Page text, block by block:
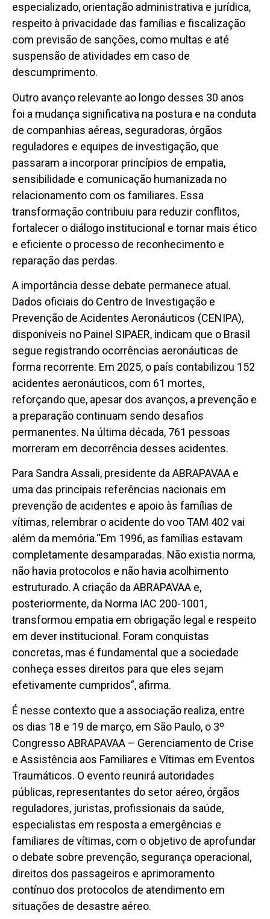
especializado, orientação administrativa e jurídica,
respeito à privacidade das famílias e fiscalização
com previsão de sanções, como multas e até
suspensão de atividades em caso de
descumprimento.
Outro avanço relevante ao longo desses 30 anos
foi a mudança significativa na postura e na conduta
de companhias aéreas, seguradoras, órgãos
reguladores e equipes de investigação, que
passaram a incorporar princípios de empatia,
sensibilidade e comunicação humanizada no
relacionamento com os familiares. Essa
transformação contribuiu para reduzir conflitos,
fortalecer o diálogo institucional e tornar mais ético
e eficiente o processo de reconhecimento e
reparação das perdas.
A importância desse debate permanece atual.
Dados oficiais do Centro de Investigação e
Prevenção de Acidentes Aeronáuticos (CENIPA),
disponíveis no Painel SIPAER, indicam que o Brasil
segue registrando ocorrências aeronáuticas de
forma recorrente. Em 2025, o país contabilizou 152
acidentes aeronáuticos, com 61 mortes,
reforçando que, apesar dos avanços, a prevenção e
a preparação continuam sendo desafios
permanentes. Na última década, 761 pessoas
morreram em decorrência desses acidentes.
Para Sandra Assali, presidente da ABRAPAVAA e
uma das principais referências nacionais em
prevenção de acidentes e apoio às famílias de
vítimas, relembrar o acidente do voo TAM 402 vai
além da memória.“Em 1996, as famílias estavam
completamente desamparadas. Não existia norma,
não havia protocolos e não havia acolhimento
estruturado. A criação da ABRAPAVAA e,
posteriormente, da Norma IAC 200-1001,
transformou empatia em obrigação legal e respeito
em dever institucional. Foram conquistas
concretas, mas é fundamental que a sociedade
conheça esses direitos para que eles sejam
efetivamente cumpridos”, afirma.
É nesse contexto que a associação realiza, entre
os dias 18 e 19 de março, em São Paulo, o 3º
Congresso ABRAPAVAA – Gerenciamento de Crise
e Assistência aos Familiares e Vítimas em Eventos
Traumáticos. O evento reunirá autoridades
públicas, representantes do setor aéreo, órgãos
reguladores, juristas, profissionais da saúde,
especialistas em resposta a emergências e
familiares de vítimas, com o objetivo de aprofundar
o debate sobre prevenção, segurança operacional,
direitos dos passageiros e aprimoramento
contínuo dos protocolos de atendimento em
situações de desastre aéreo.